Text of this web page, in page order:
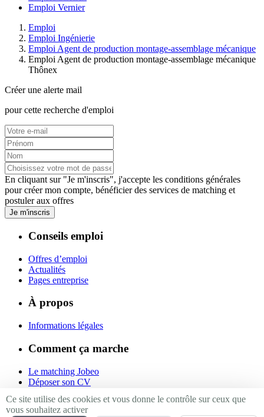
Emploi Vernier
Emploi
Emploi Ingénierie
Emploi Agent de production montage-assemblage mécanique
Emploi Agent de production montage-assemblage mécanique
Thônex
Créer une alerte mail
pour cette recherche d'emploi
En cliquant sur "Je m'inscris", j'accepte les conditions générales
pour créer mon compte, bénéficier des services de matching et
postuler aux offres
Je m'inscris
Conseils emploi
Offres d’emploi
Actualités
Pages entreprise
À propos
Informations légales
Comment ça marche
Le matching Jobeo
Déposer son CV
Ce site utilise des cookies et vous donne le contrôle sur ceux que
vous souhaitez activer